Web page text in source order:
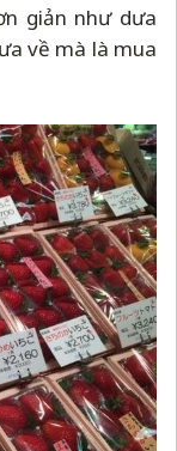
giản như dưa
về mà là mua